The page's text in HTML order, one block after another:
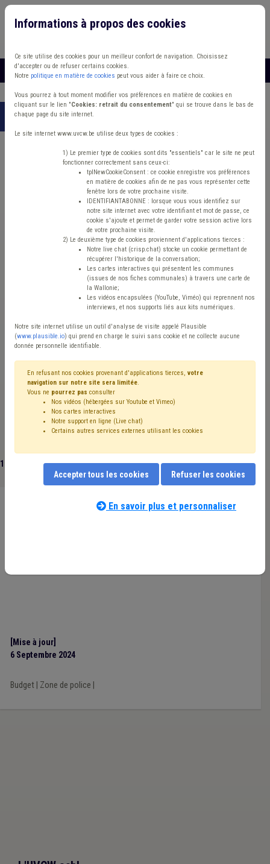
Accueil >Police locale> Etudes et chiffres
Police locale
Etudes et chiffres
Etudes et chiffres
Filtrer cette requête avec des mots-clés
Budget(1) Zone de police
1 documents trouvés|Réinitialiser
Police locale
[Mise à jour]
6 Septembre 2024
Budget| Zone de police
Informations à propos des cookies
Ce site utilise des cookies pour un meilleur confort de navigation. Choisissez
d'accepter ou de refuser certains cookies.
Notre politique en matière de cookies peut vous aider à faire ce choix.
Vous pourrez à tout moment modifier vos préférences en matière de cookies en
cliquant sur le lien "Cookies: retrait du consentement" qui se trouve dans le bas de
chaque page du site internet.
Le site internet www.uvcw.be utilise deux types de cookies :
1) Le premier type de cookies sont dits "essentiels" car le site ne peut
fonctionner correctement sans ceux-ci:
tplNewCookieConsent : ce cookie enregistre vos préférences
en matière de cookies afin de ne pas vous représenter cette
fenêtre lors de votre prochaine visite.
IDENTIFIANTABONNE : lorsque vous vous identifiez sur
notre site internet avec votre identifiant et mot de passe, ce
cookie s'ajoute et permet de garder votre session active lors
de votre prochaine visite.
2) Le deuxième type de cookies proviennent d'applications tierces :
Notre live chat (crisp.chat) stocke un cookie permettant de
récupérer l'historique de la conversation;
Les cartes interactives qui présentent les communes
(issues de nos fiches communales) à travers une carte de
la Wallonie;
Les vidéos encapsulées (YouTube, Viméo) qui reprennent nos
interviews, et nos supports liés aux kits numériques.
Notre site internet utilise un outil d'analyse de visite appelé Plausible
(www.plausible.io) qui prend en charge le suivi sans cookie et ne collecte aucune
donnée personnelle identifiable.
En refusant nos cookies provenant d'applications tierces, votre
navigation sur notre site sera limitée.
Vous ne pourrez pas consulter
Nos vidéos (hébergées sur Youtube et Vimeo)
Nos cartes interactives
Notre support en ligne (Live chat)
Certains autres services externes utilisant les cookies
Accepter tous les cookies Refuser les cookies
En savoir plus et personnaliser